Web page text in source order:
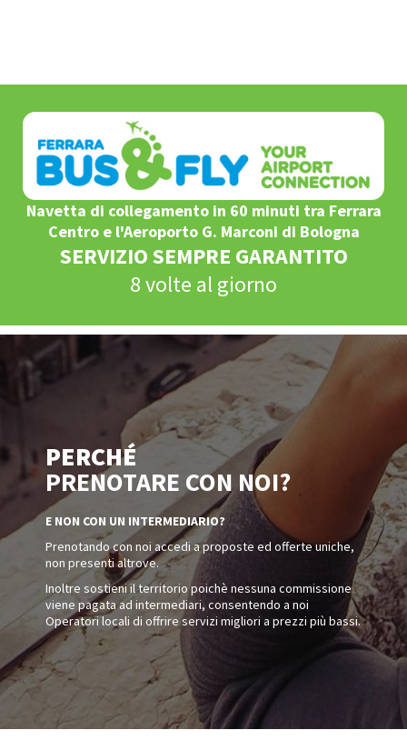
Navetta di collegamento in 60 minuti tra Ferrara
Centro e l'Aeroporto G. Marconi di Bologna
SERVIZIO SEMPRE GARANTITO
8 volte al giorno
PERCHÉ
PRENOTARE CON NOI?
E NON CON UN INTERMEDIARIO?
Prenotando con noi accedi a proposte ed offerte uniche,
non presenti altrove.
Inoltre sostieni il territorio poichè nessuna commissione
viene pagata ad intermediari, consentendo a noi
Operatori locali di offrire servizi migliori a prezzi più bassi.